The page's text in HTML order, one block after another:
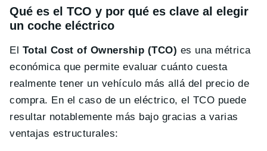
Qué es el TCO y por qué es clave al elegir
un coche eléctrico
El Total Cost of Ownership (TCO) es una métrica
económica que permite evaluar cuánto cuesta
realmente tener un vehículo más allá del precio de
compra. En el caso de un eléctrico, el TCO puede
resultar notablemente más bajo gracias a varias
ventajas estructurales: